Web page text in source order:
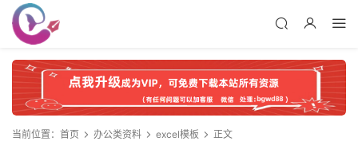
当前位置： 首页 办公类资料 excel模板 正文